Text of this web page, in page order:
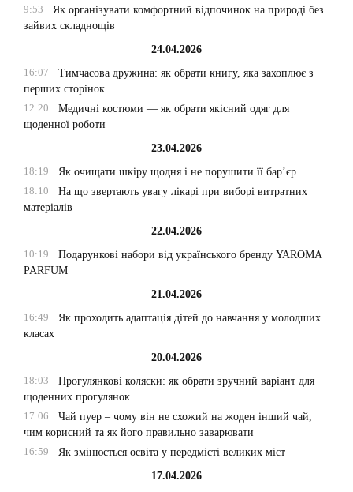
9:53
Як організувати комфортний відпочинок на природі без
зайвих складнощів
24.04.2026
16:07
Тимчасова дружина: як обрати книгу, яка захоплює з
перших сторінок
12:20
Медичні костюми — як обрати якісний одяг для
щоденної роботи
23.04.2026
18:19
Як очищати шкіру щодня і не порушити її бар’єр
18:10
На що звертають увагу лікарі при виборі витратних
матеріалів
22.04.2026
10:19
Подарункові набори від українського бренду YAROMA
PARFUM
21.04.2026
16:49
Як проходить адаптація дітей до навчання у молодших
класах
20.04.2026
18:03
Прогулянкові коляски: як обрати зручний варіант для
щоденних прогулянок
17:06
Чай пуер – чому він не схожий на жоден інший чай,
чим корисний та як його правильно заварювати
16:59
Як змінюється освіта у передмісті великих міст
17.04.2026